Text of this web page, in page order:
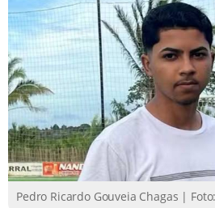
Pedro Ricardo Gouveia Chagas |